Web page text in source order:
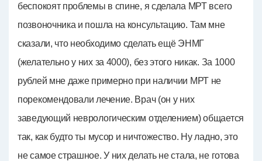
беспокоят проблемы в спине, я сделала МРТ всего
позвоночника и пошла на консультацию. Там мне
сказали, что необходимо сделать ещё ЭНМГ
(желательно у них за 4000), без этого никак. За 1000
рублей мне даже примерно при наличии МРТ не
порекомендовали лечение. Врач (он у них
заведующий неврологическим отделением) общается
так, как будто ты мусор и ничтожество. Ну ладно, это
не самое страшное. У них делать не стала, не готова